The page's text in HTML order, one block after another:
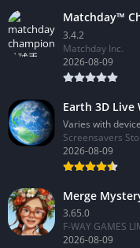
Matchday™
3.4.2
Matchday Inc.
2026-08-09
Earth 3D Live
Varies with device
Screensavers
2026-08-09
Merge
3.65.0
F-WAY GAMES
2026-08-09